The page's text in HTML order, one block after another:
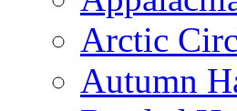
Arctic
Autumn